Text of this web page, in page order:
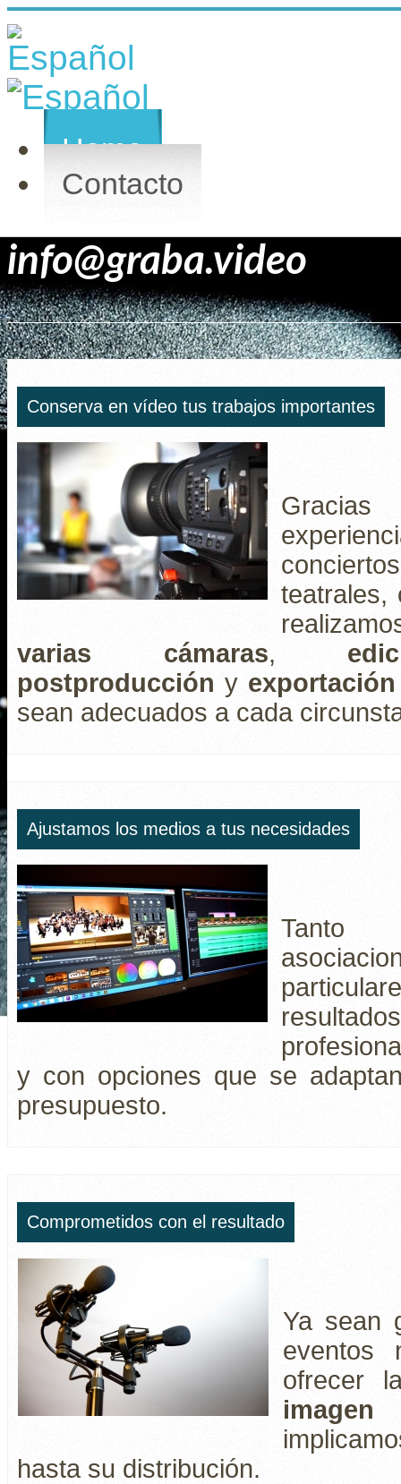
Home
Contacto
info@graba.video
Conserva en vídeo tus trabajos importantes
teatrales,
varias cámaras,
postproducción y exportación
sean adecuados a cada
Ajustamos los medios a tus necesidades
Tanto
y con opciones que se
presupuesto.
Comprometidos con el resultado
Ya sean
eventos
ofrecer
imagen
hasta su distribución.